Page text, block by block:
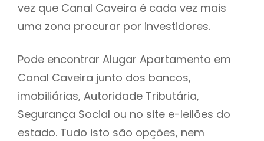
vez que Canal Caveira é cada vez mais
uma zona procurar por investidores.
Pode encontrar Alugar Apartamento em
Canal Caveira junto dos bancos,
imobiliárias, Autoridade Tributária,
Segurança Social ou no site e-leilões do
estado. Tudo isto são opções, nem